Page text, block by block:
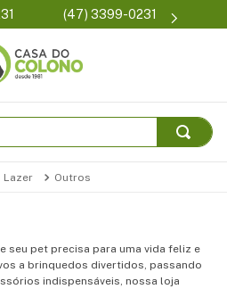
(47) 3399-0231
Lazer Outros
seu pet precisa para uma vida feliz e
a brinquedos divertidos, passando
indispensáveis, nossa loja